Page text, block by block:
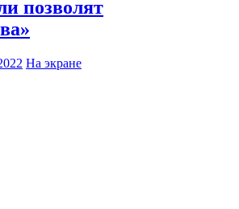
позволят
На экране